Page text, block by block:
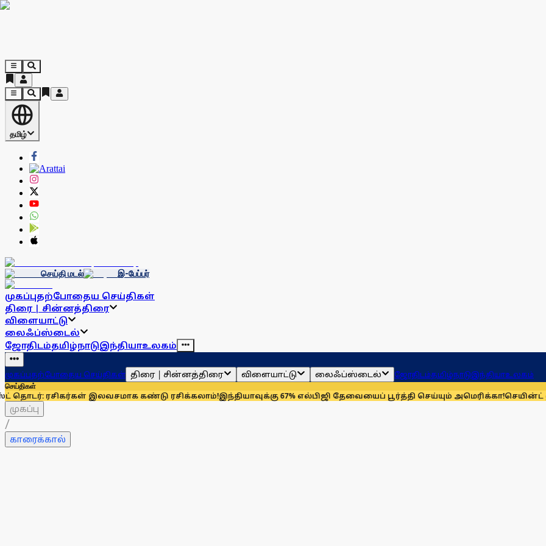
தமிழ்
செய்தி மடல் இ-பேப்பர்
முகப்புதற்போதைய செய்திகள்
திரை | சின்னத்திரை
விளையாட்டு
லைஃப்ஸ்டைல்
ஜோதிடம்தமிழ்நாடுஇந்தியாஉலகம்
முகப்புதற்போதைய செய்திகள் திரை | சின்னத்திரை விளையாட்டு லைஃப்ஸ்டைல் ஜோதிடம்தமிழ்நாடுஇந்தியாஉலகம்
செய்திகள்
இலவசமாக கண்டு ரசிக்கலாம்!இந்தியாவுக்கு 67% எல்பிஜி தேவையைப் பூர்த்தி செய்யும் அமெரிக்கா!செயின்ட் லூயிஸ்
முகப்பு
/
காரைக்கால்